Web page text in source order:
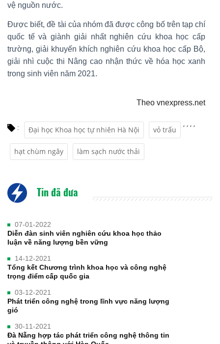
vệ nguồn nước.
Được biết, đề tài của nhóm đã được công bố trên tạp chí
quốc tế và giành giải nhất nghiên cứu khoa học cấp
trường, giải khuyến khích nghiên cứu khoa học cấp Bộ,
giải nhì cuộc thi Nâng cao nhận thức về hóa học xanh
trong sinh viên năm 2021.
Theo vnexpress.net
: Đại học Khoa học tự nhiên Hà Nội
,
vỏ trấu
,
hạt chùm ngây
,
làm sạch nước thải
,
Tin đã đưa
07-01-2022
Diễn đàn sinh viên nghiên cứu khoa học thảo
luận về năng lượng bền vững
14-12-2021
Tổng kết Chương trình khoa học và công nghệ
trọng điểm cấp quốc gia
03-12-2021
Phát triển công nghệ trong lĩnh vực năng lượng
gió
30-11-2021
Đà Nẵng hợp tác phát triển công nghệ thông tin